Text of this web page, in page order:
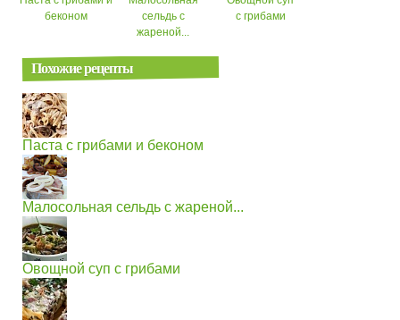
беконом
сельдь с
жареной...
с грибами
Похожие рецепты
Паста с грибами и беконом
Малосольная сельдь с жареной...
Овощной суп с грибами